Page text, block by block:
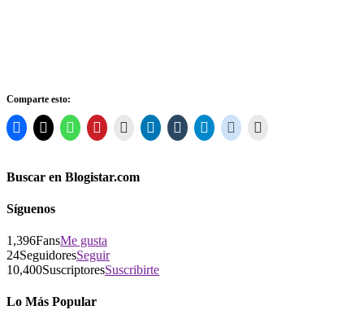
Comparte esto:
Buscar en Blogistar.com
Síguenos
1,396FansMe gusta
24SeguidoresSeguir
10,400SuscriptoresSuscribirte
Lo Más Popular